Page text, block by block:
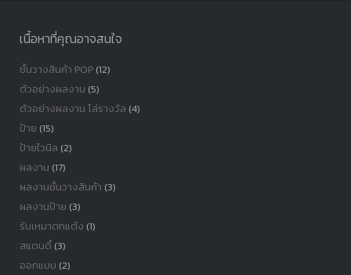
เนื้อหาที่คุณอาจสนใจ
ชั้นวางสินค้า POP(12)
ตัวอย่างผลงาน (5)
ตัวอย่างผลงาน โล่รางวัล (4)
ป้าย (15)
ป้ายไวนิล (2)
ผลงาน (17)
ผลงานชั้นวางสินค้า (3)
ผลงานป้าย (3)
รับเหมาตกแต้ง (1)
สแตนดี้(3)
ออกแบบ (2)